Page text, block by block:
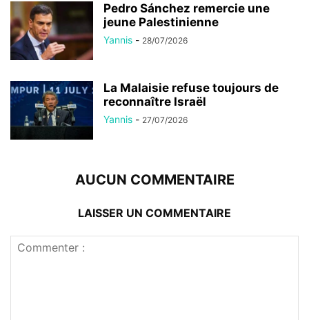
Pedro Sánchez remercie une
jeune Palestinienne
Yannis - 28/07/2026
La Malaisie refuse toujours de
reconnaître Israël
Yannis - 27/07/2026
AUCUN COMMENTAIRE
LAISSER UN COMMENTAIRE